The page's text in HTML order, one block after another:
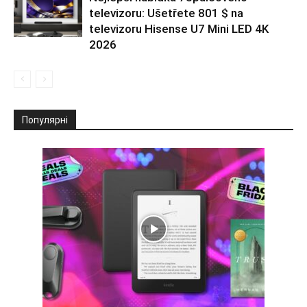
televizoru: Ušetřete 801 $ na
televizoru Hisense U7 Mini LED 4K
2026
Популярні